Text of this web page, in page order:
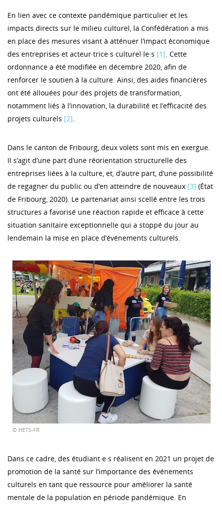
En lien avec ce contexte pandémique particulier et les
impacts directs sur le milieu culturel, la Confédération a mis
en place des mesures visant à atténuer l’impact économique
des entreprises et acteur·trice·s culturel·le·s [1]. Cette
ordonnance a été modifiée en décembre 2020, afin de
renforcer le soutien à la culture. Ainsi, des aides financières
ont été allouées pour des projets de transformation,
notamment liés à l’innovation, la durabilité et l’efficacité des
projets culturels [2].
Dans le canton de Fribourg, deux volets sont mis en exergue.
Il s’agit d’une part d’une réorientation structurelle des
entreprises liées à la culture, et, d’autre part, d’une possibilité
de regagner du public ou d’en atteindre de nouveaux [3] (État
de Fribourg, 2020). Le partenariat ainsi scellé entre les trois
structures a favorisé une réaction rapide et efficace à cette
situation sanitaire exceptionnelle qui a stoppé du jour au
lendemain la mise en place d’événements culturels.
© HETS-FR
Dans ce cadre, des étudiant·e·s réalisent en 2021 un projet de
promotion de la santé sur l’importance des événements
culturels en tant que ressource pour améliorer la santé
mentale de la population en période pandémique. En